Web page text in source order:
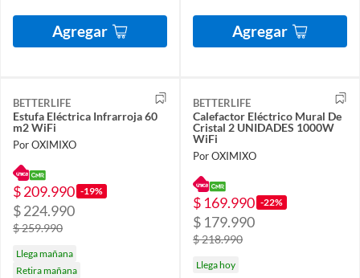
Agregar Agregar
BETTERLIFE
Estufa Eléctrica Infrarroja 60
m2 WiFi
Por OXIMIXO
$ 209.990 -19%
$ 224.990
$ 259.990
Llega mañana
Retira mañana
BETTERLIFE
Calefactor Eléctrico Mural De
Cristal 2 UNIDADES 1000W
WiFi
Por OXIMIXO
$ 169.990 -22%
$ 179.990
$ 218.990
Llega hoy